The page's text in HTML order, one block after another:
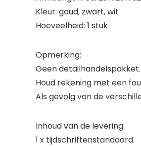
Kleur: goud, zwart, wit
Hoeveelheid: 1 stuk
Opmerking:
Geen detailhandelspakket.
Houd rekening met een
Als gevolg van de
Inhoud van de levering:
1 x tijdschriftenstandaard.